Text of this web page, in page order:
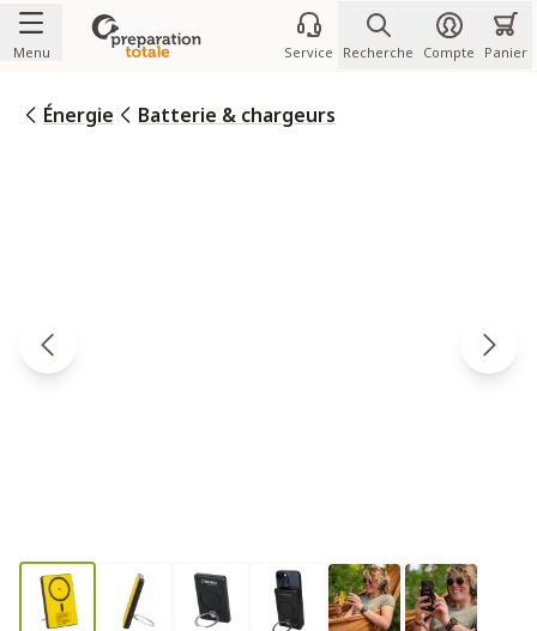
Allez au contenu
Menu Service Recherche Compte Panier
Énergie Batterie & chargeurs